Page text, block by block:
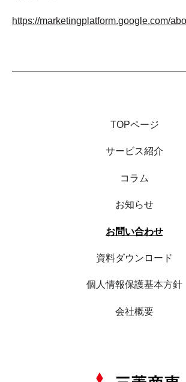
https://marketingplatform.google.com/
TOPページ
サービス紹介
コラム
お知らせ
お問い合わせ
資料ダウンロード
個人情報保護基本方針
会社概要